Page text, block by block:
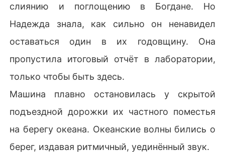
слиянию и поглощению в Богдане. Но
Надежда знала, как сильно он ненавидел
оставаться один в их годовщину. Она
пропустила итоговый отчёт в лаборатории,
только чтобы быть здесь.
Машина плавно остановилась у скрытой
подъездной дорожки их частного поместья
на берегу океана. Океанские волны бились о
берег, издавая ритмичный, уединённый звук.